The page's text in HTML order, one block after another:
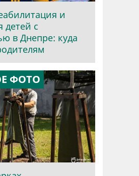
и
детей с
в Днепре: куда
ФОТО